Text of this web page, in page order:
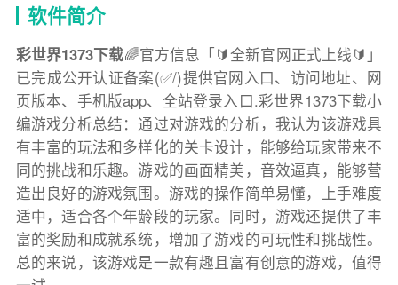
软件简介
彩世界1373下载🌈官方信息「🔰全新官网正式上线🔰」
已完成公开认证备案(✅/)提供官网入口、访问地址、网
页版本、手机版app、全站登录入口.彩世界1373下载小
编游戏分析总结：通过对游戏的分析，我认为该游戏具
有丰富的玩法和多样化的关卡设计，能够给玩家带来不
同的挑战和乐趣。游戏的画面精美，音效逼真，能够营
造出良好的游戏氛围。游戏的操作简单易懂，上手难度
适中，适合各个年龄段的玩家。同时，游戏还提供了丰
富的奖励和成就系统，增加了游戏的可玩性和挑战性。
总的来说，该游戏是一款有趣且富有创意的游戏，值得